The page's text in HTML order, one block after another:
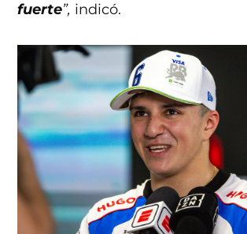
fuerte”, indicó.